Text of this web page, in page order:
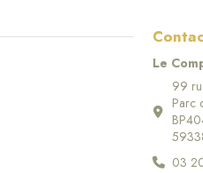
Le
99
Parc
03